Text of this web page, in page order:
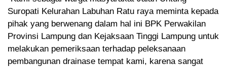
Suropati Kelurahan Labuhan Ratu raya meminta kepada
pihak yang berwenang dalam hal ini BPK Perwakilan
Provinsi Lampung dan Kejaksaan Tinggi Lampung untuk
melakukan pemeriksaan terhadap peleksanaan
pembangunan drainase tempat kami, karena sangat